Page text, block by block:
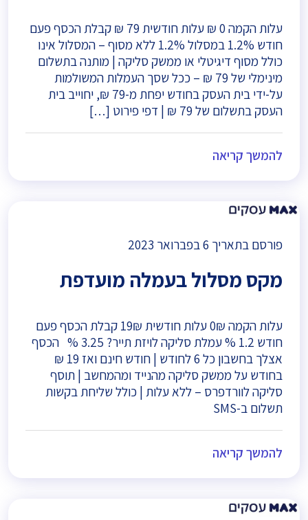
עלות הקמה 0 ₪ עלות חודשית 79 ₪ קבלת הכסף פעם
חודש 1.2% במסלול 1.2% ללא מסוף – המסלול אינו
כולל מסוף דיגיטלי או ממשק סליקה | מותנה בתשלום
מינימלי של 79 ₪ – ככל שסך העמלות המשולמות
על-ידי בית העסק בחודש יפחת מ-79 ₪, יחוייב בית
העסק בתשלום של 79 ₪ | דפי פירוט […]
להמשך קריאה
פורסם בתאריך 6 בפברואר 2023
מקס מסלול בעמלה מועדפת
עלות הקמה 0₪ עלות חודשית 19₪ קבלת הכסף פעם
חודש 1.2 % עמלת סליקה לויזת תייר? 3.25 % הכסף
אצלך בחשבון כל 6 לחודש | חודש חינם ואז 19 ₪
בחודש על ממשק סליקה מהנייד ומהמחשב | תוסף
סליקה לוורדפרס – ללא עלות | כולל שליחת בקשות
תשלום ב-SMS
להמשך קריאה